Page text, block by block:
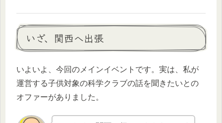
いざ、関西へ出張
いよいよ、今回のメインイベントです。実は、私が
運営する子供対象の科学クラブの話を聞きたいとの
オファーがありました。